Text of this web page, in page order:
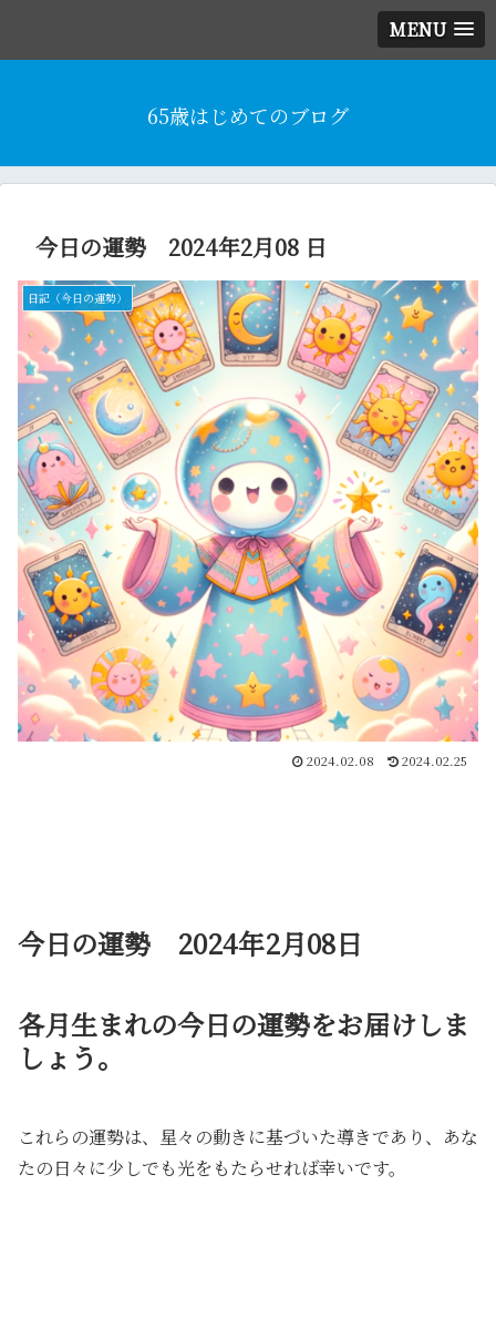
MENU
65歳はじめてのブログ
今日の運勢 2024年2月08 日
日記（今日の運勢）
2024.02.08 2024.02.25
今日の運勢 2024年2月08日
各月生まれの今日の運勢をお届けしま
しょう。
これらの運勢は、星々の動きに基づいた導きであり、あな
たの日々に少しでも光をもたらせれば幸いです。